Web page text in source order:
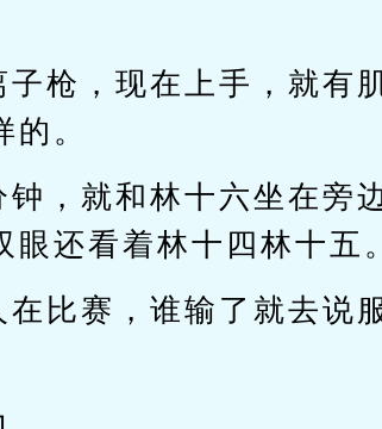
枪，现在上手，就有
。
钟，就和林十六坐在旁
还看着林十四林十五。
比赛，谁输了就去说